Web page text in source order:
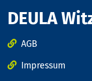
DEULA
AGB
Impressum